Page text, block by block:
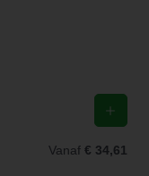
Vanaf € 34,61